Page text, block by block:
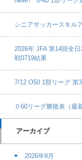
シニアサッカースキル
2026年 JFA 第14回全
戦0719結果
7/12 O50 1部リーグ 第
０60リーグ勝敗表（最新
アーカイブ
2026年8月